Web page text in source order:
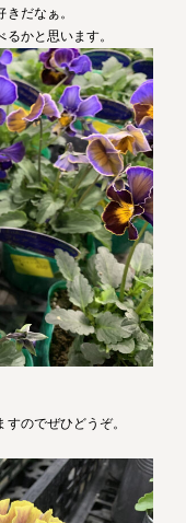
だなぁ。
かと思います。
のでぜひどうぞ。